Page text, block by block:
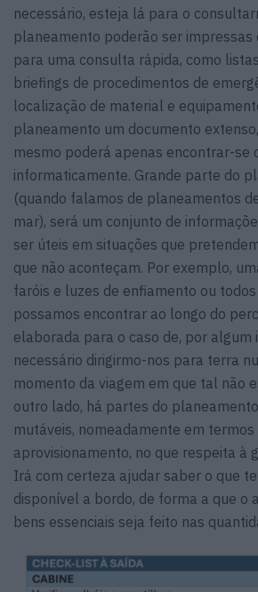
necessário, esteja lá para o
planeamento poderão ser impressas
para uma consulta rápida, como
briefings de procedimentos de
localização de material e
planeamento um documento
mesmo poderá apenas encontrar-se
informaticamente. Grande parte do
(quando falamos de planeamentos
mar), será um conjunto de
ser úteis em situações que
que não aconteçam. Por exemplo,
faróis e luzes de enfiamento ou
possamos encontrar ao longo do
elaborada para o caso de, por algum
necessário dirigirmo-nos para terra
momento da viagem em que tal não
outro lado, há partes do
mutáveis, nomeadamente em termos
aprovisionamento, no que respeita à
Irá com certeza ajudar saber o que
disponível a bordo, de forma a que o
bens essenciais seja feito nas